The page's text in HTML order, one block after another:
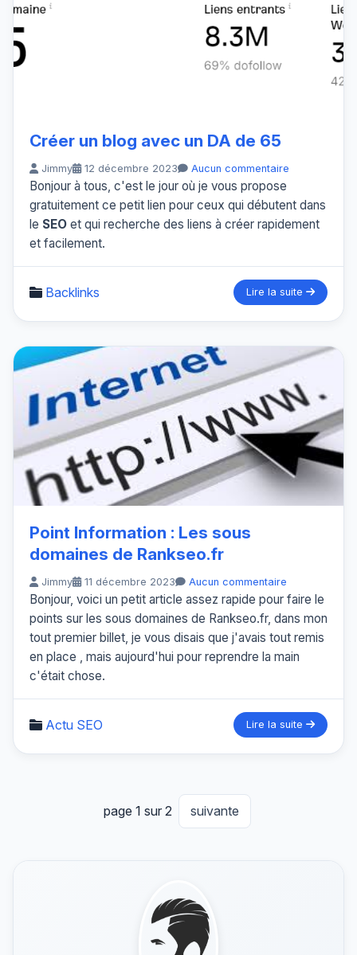
Créer un blog avec un DA de 65
Jimmy 12 décembre 2023 Aucun commentaire
Bonjour à tous, c'est le jour où je vous propose
gratuitement ce petit lien pour ceux qui débutent dans
le SEO et qui recherche des liens à créer rapidement
et facilement.
Backlinks Lire la suite
Point Information : Les sous
domaines de Rankseo.fr
Jimmy 11 décembre 2023 Aucun commentaire
Bonjour, voici un petit article assez rapide pour faire le
points sur les sous domaines de Rankseo.fr, dans mon
tout premier billet, je vous disais que j'avais tout remis
en place , mais aujourd'hui pour reprendre la main
c'était chose.
Actu SEO Lire la suite
page 1 sur 2 suivante